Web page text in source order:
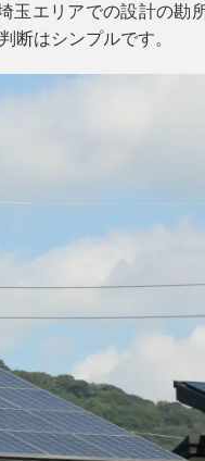
玉エリアでの設計の勘
断はシンプルです。